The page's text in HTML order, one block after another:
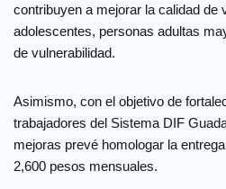
contribuyen a mejorar la calidad de
adolescentes, personas adultas
de vulnerabilidad.
Asimismo, con el objetivo de
trabajadores del Sistema DIF
mejoras prevé homologar la
2,600 pesos mensuales.